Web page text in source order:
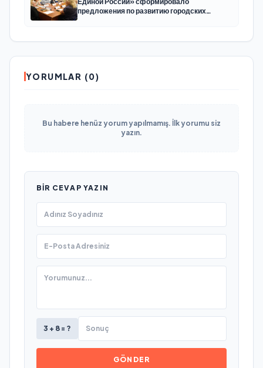
предложения по развитию городских
YORUMLAR (0)
Bu habere henüz yorum yapılmamış. İlk yorumu siz
yazın.
BIR CEVAP YAZIN
3 + 8 = ?
GÖNDER